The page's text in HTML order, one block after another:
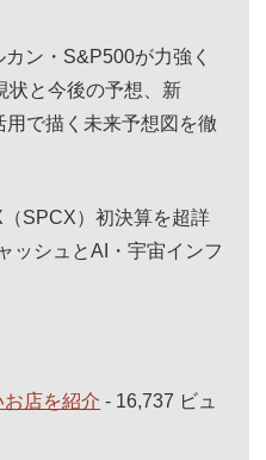
カン・S&P500が力強く
状と今後の予想、新
で描く未来予想図を徹
（SPCX）初決算を超詳
ッシュとAI・宇宙インフ
店を紹介 - 16,737 ビュ